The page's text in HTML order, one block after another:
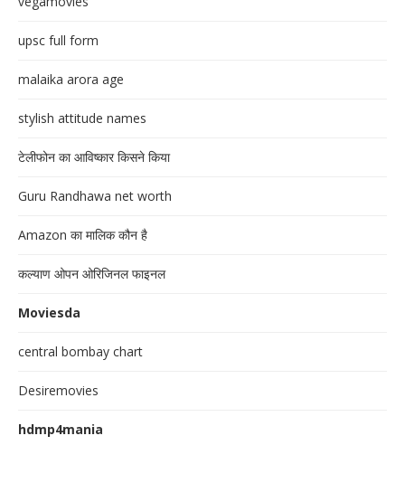
upsc full form
malaika arora age
stylish attitude names
टेलीफोन का आविष्कार किसने किया
Guru Randhawa net worth
Amazon का मालिक कौन है
कल्याण ओपन ओरिजिनल फाइनल
Moviesda
central bombay chart
Desiremovies
hdmp4mania